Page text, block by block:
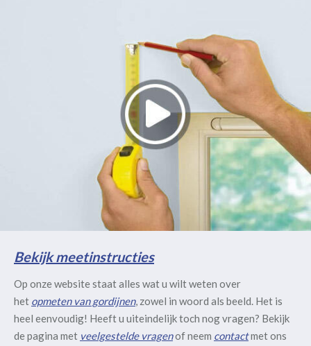
Bekijk meetinstructies
Op onze website staat alles wat u wilt weten over
het opmeten van gordijnen, zowel in woord als beeld. Het is
heel eenvoudig! Heeft u uiteindelijk toch nog vragen? Bekijk
de pagina met veelgestelde vragenof neem contactmet ons